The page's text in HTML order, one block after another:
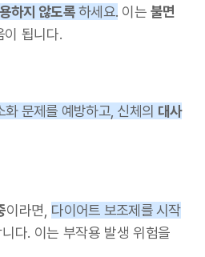
하지 않도록하세요. 이는 불면
이 됩니다.
화 문제를 예방하고, 신체의 대사
이라면, 다이어트 보조제를 시작
다. 이는 부작용 발생 위험을